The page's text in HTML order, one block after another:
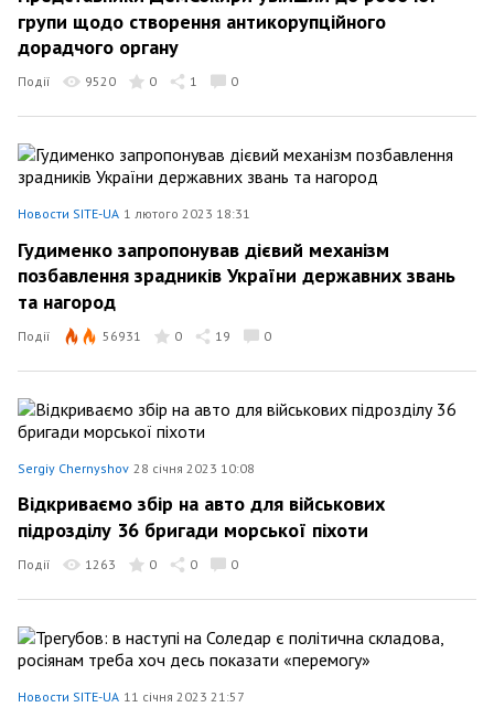
групи щодо створення антикорупційного
дорадчого органу
Події 9520 0 1 0
Новости SITE-UA 1 лютого 2023 18:31
Гудименко запропонував дієвий механізм
позбавлення зрадників України державних звань
та нагород
Події 56931 0 19 0
Sergiy Chernyshov 28 січня 2023 10:08
Відкриваємо збір на авто для військових
підрозділу 36 бригади морської піхоти
Події 1263 0 0 0
Новости SITE-UA 11 січня 2023 21:57